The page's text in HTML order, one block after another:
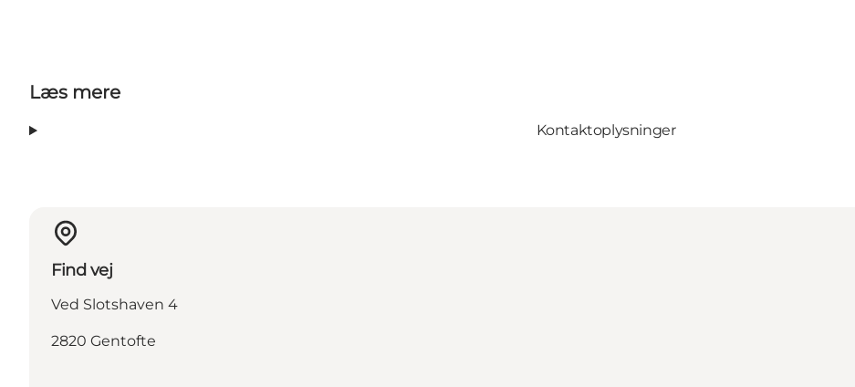
Læs mere
Kontaktoplysninger
Find vej
Ved Slotshaven 4
2820 Gentofte